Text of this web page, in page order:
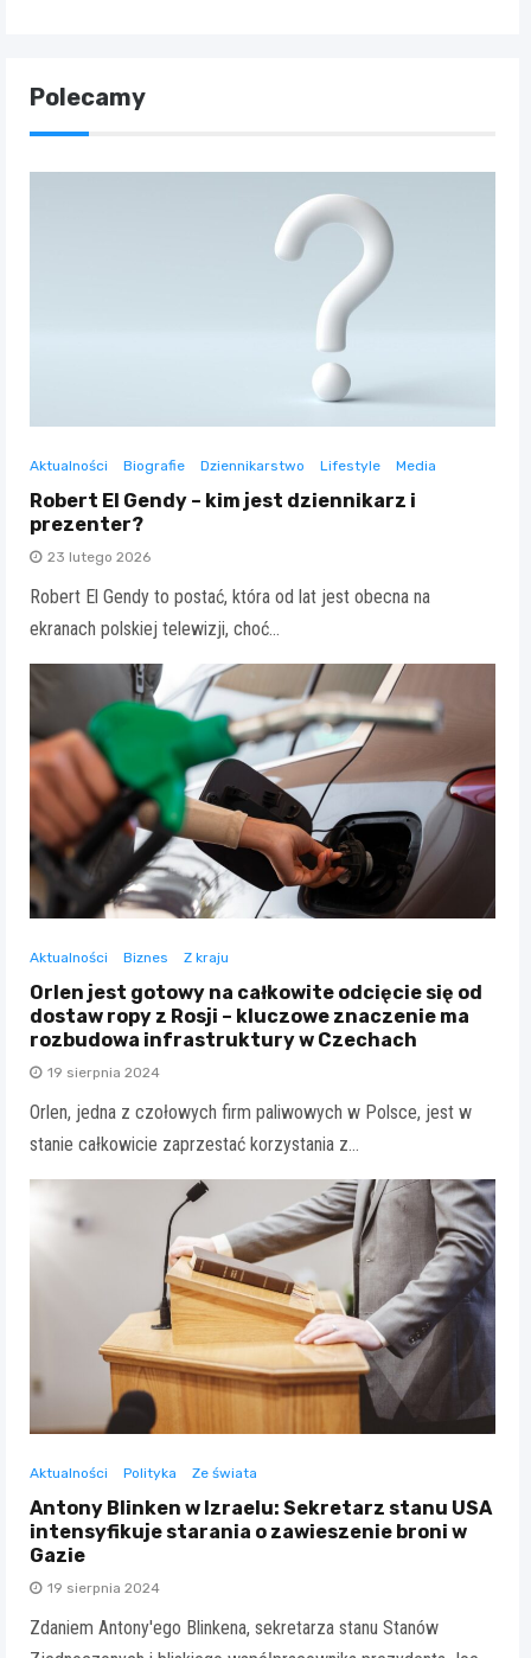
Polecamy
Aktualności Biografie Dziennikarstwo Lifestyle Media
Robert El Gendy – kim jest dziennikarz i
prezenter?
23 lutego 2026
Robert El Gendy to postać, która od lat jest obecna na
ekranach polskiej telewizji, choć…
Aktualności Biznes Z kraju
Orlen jest gotowy na całkowite odcięcie się od
dostaw ropy z Rosji – kluczowe znaczenie ma
rozbudowa infrastruktury w Czechach
19 sierpnia 2024
Orlen, jedna z czołowych firm paliwowych w Polsce, jest w
stanie całkowicie zaprzestać korzystania z…
Aktualności Polityka Ze świata
Antony Blinken w Izraelu: Sekretarz stanu USA
intensyfikuje starania o zawieszenie broni w
Gazie
19 sierpnia 2024
Zdaniem Antony'ego Blinkena, sekretarza stanu Stanów